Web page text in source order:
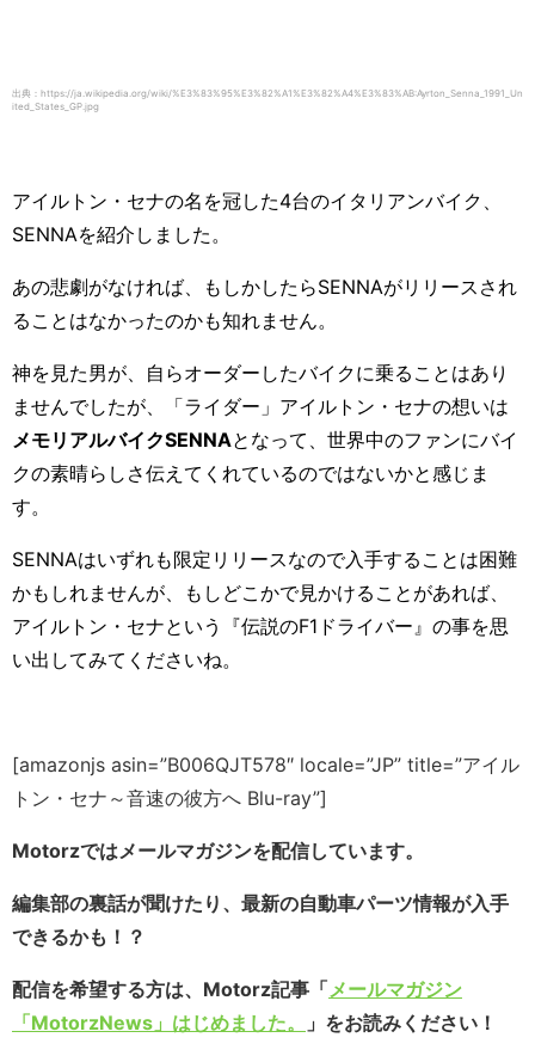
出典：https://ja.wikipedia.org/wiki/%E3%83%95%E3%82%A1%E3%82%A4%E3%83%AB:Ayrton_Senna_1991_Un
ited_States_GP.jpg
アイルトン・セナの名を冠した4台のイタリアンバイク、
SENNAを紹介しました。
あの悲劇がなければ、もしかしたらSENNAがリリースされ
ることはなかったのかも知れません。
神を見た男が、自らオーダーしたバイクに乗ることはあり
ませんでしたが、「ライダー」アイルトン・セナの想いは
メモリアルバイクSENNAとなって、世界中のファンにバイ
クの素晴らしさ伝えてくれているのではないかと感じま
す。
SENNAはいずれも限定リリースなので入手することは困難
かもしれませんが、もしどこかで見かけることがあれば、
アイルトン・セナという『伝説のF1ドライバー』の事を思
い出してみてくださいね。
[amazonjs asin=”B006QJT578″ locale=”JP” title=”アイル
トン・セナ～音速の彼方へ Blu-ray”]
Motorzではメールマガジンを配信しています。
編集部の裏話が聞けたり、最新の自動車パーツ情報が入手
できるかも！？
配信を希望する方は、Motorz記事「メールマガジン
「MotorzNews」はじめました。
」をお読みください！